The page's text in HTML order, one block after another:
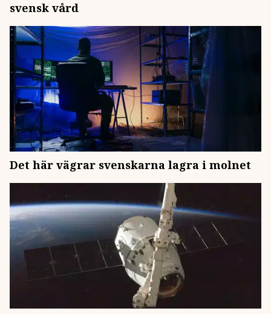
svensk vård
Det här vägrar svenskarna lagra i molnet